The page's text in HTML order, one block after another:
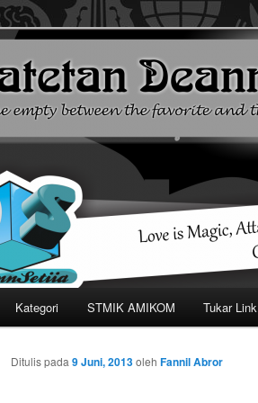
Catetan DS
Mari bermimpi dan ciptakan kehendak
Langsung
ke
Kategori STMIK AMIKOM Tukar Link
Ditulis pada 9 Juni, 2013oleh Fannil Abror